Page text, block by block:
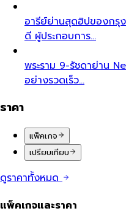
อารีย์ย่านสุดฮิปของกรุ
ดี ผู้ประกอบการ…
พระราม 9-รัชดาย่าน
อย่างรวดเร็ว…
ราคา
แพ็คเกจ
เปรียบเทียบ
ดูราคาทั้งหมด
แพ็คเกจและราคา